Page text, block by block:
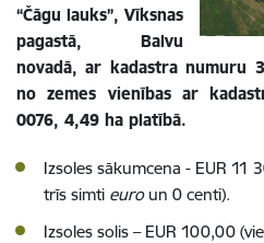
“Čāgu lauks”, Vīksnas
pagastā, Balvu
novadā, ar kadastra numuru
no zemes vienības ar
0076, 4,49 ha platībā.
Izsoles sākumcena - EUR
trīs simti euroun 0 centi).
Izsoles solis – EUR 100,00